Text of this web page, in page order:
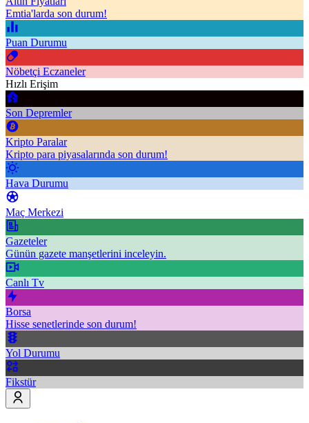
Emtia'larda son durum!
Puan Durumu
Nöbetçi Eczaneler
Hızlı Erişim
Son Depremler
Kripto Paralar
Kripto para piyasalarında son durum!
Hava Durumu
Maç Merkezi
Gazeteler
Günün gazete manşetlerini inceleyin.
Canlı Tv
Borsa
Hisse senetlerinde son durum!
Yol Durumu
Fikstür